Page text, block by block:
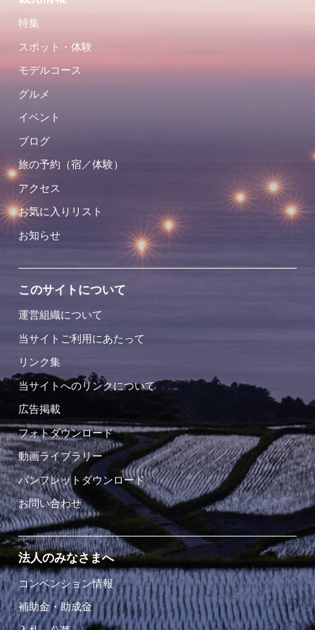
特集
スポット・体験
モデルコース
グルメ
イベント
ブログ
旅の予約（宿／体験）
アクセス
お気に入りリスト
お知らせ
このサイトについて
運営組織について
当サイトご利用にあたって
リンク集
当サイトへのリンクについて
広告掲載
フォトダウンロード
動画ライブラリー
パンフレットダウンロード
お問い合わせ
法人のみなさまへ
コンベンション情報
補助金・助成金